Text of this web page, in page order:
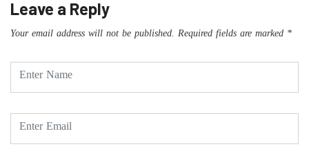
Leave a Reply
Your email address will not be published. Required fields are marked *